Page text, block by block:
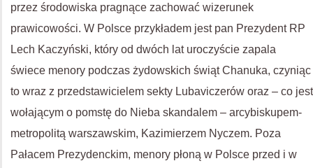
przez środowiska pragnące zachować wizerunek
prawicowości. W Polsce przykładem jest pan Prezydent RP
Lech Kaczyński, który od dwóch lat uroczyście zapala
świece menory podczas żydowskich świąt Chanuka, czyniąc
to wraz z przedstawicielem sekty Lubaviczerów oraz – co jest
wołającym o pomstę do Nieba skandalem – arcybiskupem-
metropolitą warszawskim, Kazimierzem Nyczem. Poza
Pałacem Prezydenckim, menory płoną w Polsce przed i w